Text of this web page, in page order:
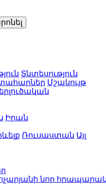
Տնտեսություն
Մշակույթ
Իրան
Ռուսաստան Այլ
նոր